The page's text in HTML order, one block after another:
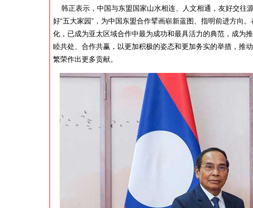
韩正表示，中国与东盟国家山水相连、人文相通，友好交往
好“五大家园”，为中国东盟合作擘画崭新蓝图、指明前进方向
化，已成为亚太区域合作中最为成功和最具活力的典范，成为
睦共处、合作共赢，以更加积极的姿态和更加务实的举措，推
繁荣作出更多贡献。